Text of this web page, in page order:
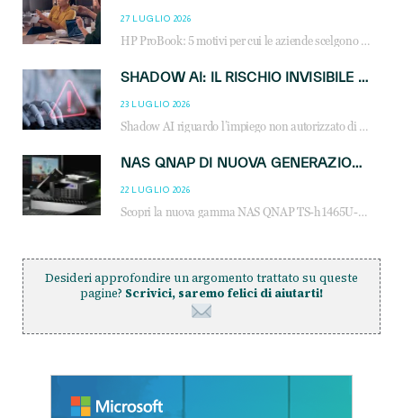
27 LUGLIO 2026
HP ProBook: 5 motivi per cui le aziende scelgono i notebook business HP per migliorare produttività, sicurezza e gestione dell’AI.
SHADOW AI: IL RISCHIO INVISIBILE CHE LE AZIENDE POSSONO GOVERNARE
23 LUGLIO 2026
Shadow AI riguardo l’impiego non autorizzato di sistemi AI all’interno dell’azienda. E’ una pratica che si diffonde a partire dai dipendenti fino ai dirigenti e mette a repentaglio la cybersecurity, con costi più elevati per le organizzazioni. Due recenti report illustrano il fenomeno e forniscono dati in merito
NAS QNAP DI NUOVA GENERAZIONE: PIÙ PRESTAZIONI, SCALABILITÀ E PROTEZIONE DEI DATI PER LE INFRASTRUTTURE IT MODERNE
22 LUGLIO 2026
Scopri la nuova gamma NAS QNAP TS-h1465U-RP, TS-h1065eU e TS-h665U: storage aziendale con ZFS, DDR5, E1.S NVMe e connettività 2.5GbE per backup, virtualizzazione e cybersecurity.
Desideri approfondire un argomento trattato su queste
pagine? Scrivici, saremo felici di aiutarti!